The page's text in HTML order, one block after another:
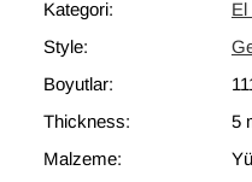
ortaya çıkartır.
111 cm x 202 cm
ölçülerinde
ile dokunmuştur.
Kategori:
El
Style:
Boyutlar:
Thickness:
5
Malzeme: